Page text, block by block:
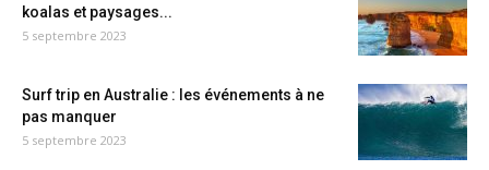
koalas et paysages...
5 septembre 2023
Surf trip en Australie : les événements à ne
pas manquer
5 septembre 2023